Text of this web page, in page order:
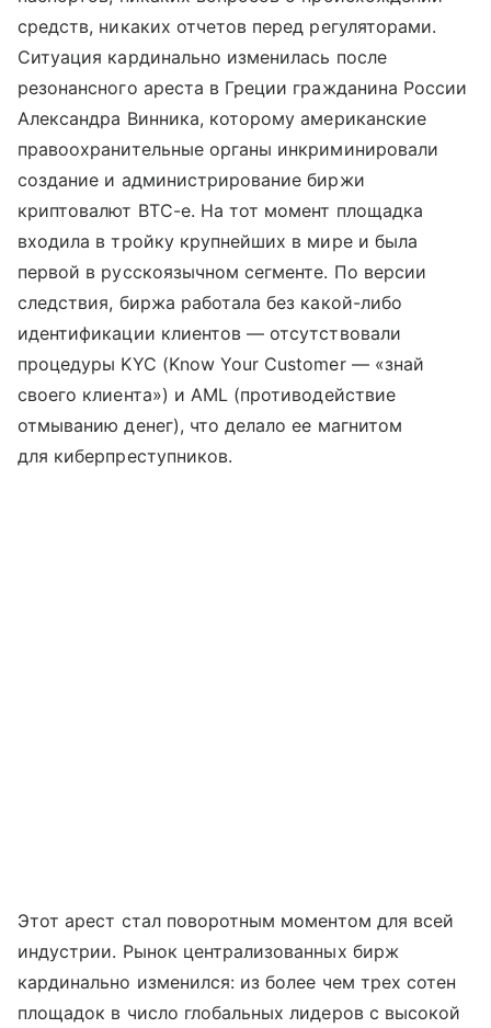
средств, никаких отчетов перед регуляторами.
Ситуация кардинально изменилась после
резонансного ареста в Греции гражданина России
Александра Винника, которому американские
правоохранительные органы инкриминировали
создание и администрирование биржи
криптовалют BTC-e. На тот момент площадка
входила в тройку крупнейших в мире и была
первой в русскоязычном сегменте. По версии
следствия, биржа работала без какой-либо
идентификации клиентов — отсутствовали
процедуры KYC (Know Your Customer — «знай
своего клиента») и AML (противодействие
отмыванию денег), что делало ее магнитом
для киберпреступников.
Этот арест стал поворотным моментом для всей
индустрии. Рынок централизованных бирж
кардинально изменился: из более чем трех сотен
площадок в число глобальных лидеров с высокой